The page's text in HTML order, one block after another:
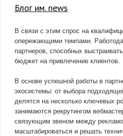
Блог им. news
В связи с этим спрос на
опережающими темпами.
партнеров, способных
бюджет на привлечение клиентов.
В основе успешной работы в
экосистемы: от выбора
делятся на несколько ключевых
занимаются рекрутингом
связующим звеном между
масштабироваться и решать